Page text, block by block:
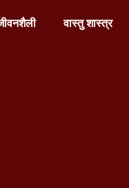
वास्तु शास्त्र